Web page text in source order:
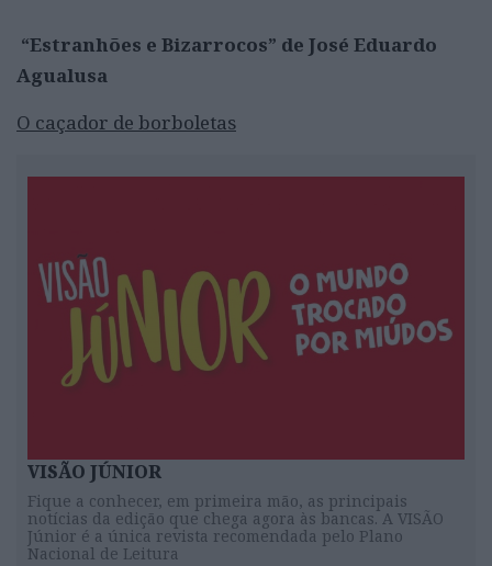
“Estranhões e Bizarrocos” de José Eduardo
Agualusa
O caçador de borboletas
VISÃO JÚNIOR
Fique a conhecer, em primeira mão, as principais
notícias da edição que chega agora às bancas. A VISÃO
Júnior é a única revista recomendada pelo Plano
Nacional de Leitura